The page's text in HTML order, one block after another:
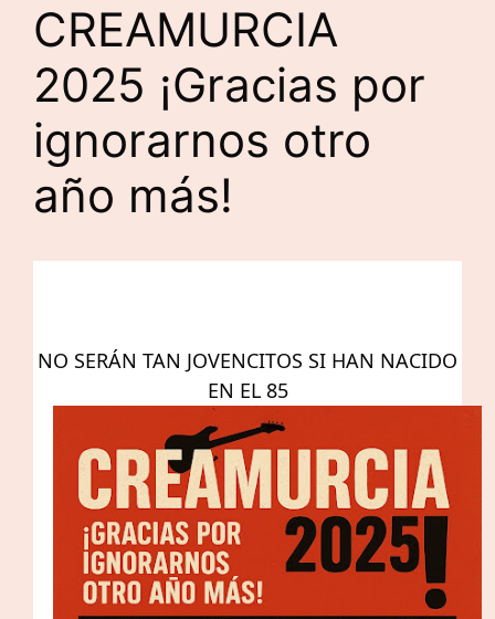
CREAMURCIA
2025 ¡Gracias por
ignorarnos otro
año más!
NO SERÁN TAN JOVENCITOS SI HAN NACIDO
EN EL 85